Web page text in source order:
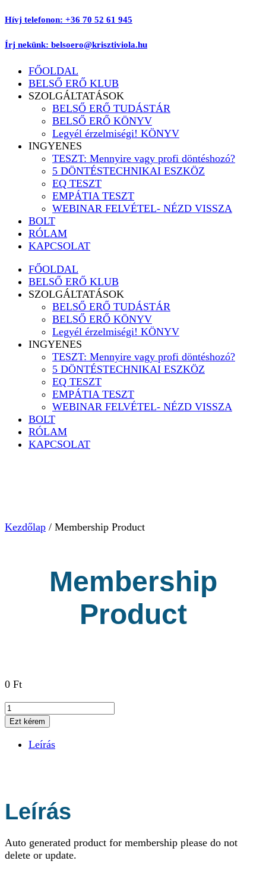
Ugrás
tartalomhoz
Hívj telefonon: +36 70 52 61 945
Írj nekünk: belsoero@krisztiviola.hu
FŐOLDAL
BELSŐ ERŐ KLUB
SZOLGÁLTATÁSOK
BELSŐ ERŐ TUDÁSTÁR
BELSŐ ERŐ KÖNYV
Legyél érzelmiségi! KÖNYV
INGYENES
TESZT: Mennyire vagy profi döntéshozó?
5 DÖNTÉSTECHNIKAI ESZKÖZ
EQ TESZT
EMPÁTIA TESZT
WEBINAR FELVÉTEL- NÉZD VISSZA
BOLT
RÓLAM
KAPCSOLAT
FŐOLDAL
BELSŐ ERŐ KLUB
SZOLGÁLTATÁSOK
BELSŐ ERŐ TUDÁSTÁR
BELSŐ ERŐ KÖNYV
Legyél érzelmiségi! KÖNYV
INGYENES
TESZT: Mennyire vagy profi döntéshozó?
5 DÖNTÉSTECHNIKAI ESZKÖZ
EQ TESZT
EMPÁTIA TESZT
WEBINAR FELVÉTEL- NÉZD VISSZA
BOLT
RÓLAM
KAPCSOLAT
Kezdőlap / Membership Product
Membership
Product
0 Ft
Membership
Product
mennyiség
Ezt kérem
Leírás
Leírás
Auto generated product for membership please do not
delete or update.